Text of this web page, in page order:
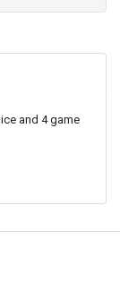
and 4 game